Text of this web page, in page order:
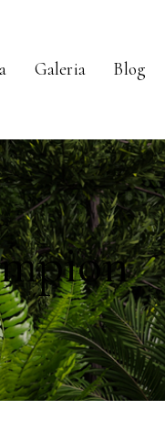
Galeria Blog